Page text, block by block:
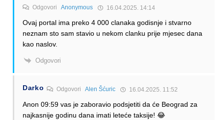
Odgovori Anonymous 16.04.2025. 14:14
Ovaj portal ima preko 4 000 clanaka godisnje i stvarno
neznam sto sam stavio u nekom clanku prije mjesec dana
kao naslov.
Odgovori
Darko Odgovori Alen Šćuric 16.04.2025. 11:52
Anon 09:59 vas je zaboravio podsjetiti da će Beograd za
najkasnije godinu dana imati leteće taksije! 😂